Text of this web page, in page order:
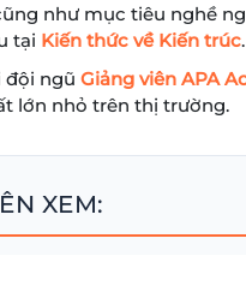
như mục tiêu nghề
tại Kiến thức về Kiến trúc.
đội ngũ Giảng viên APA
lớn nhỏ trên thị trường.
XEM: